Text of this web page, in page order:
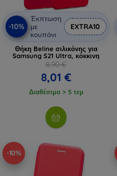
-10%
Έκπτωση
με
κουπόνι
EXTRA10
Θήκη Beline σιλικόνης για
Samsung S21 Ultra, κόκκινη
8,90 €
8,01 €
Διαθέσιμο > 5 τεμ
-10%